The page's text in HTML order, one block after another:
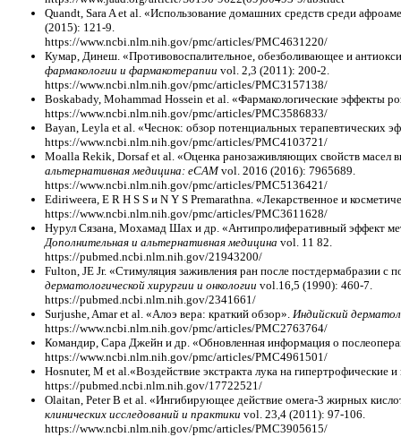
Quandt, Sara A et al. «Использование домашних средств среди
(2015): 121-9.
https://www.ncbi.nlm.nih.gov/pmc/articles/PMC4631220/
Кумар, Динеш. «Противовоспалительное, обезболивающее и
фармакологии и фармакотерапии vol. 2,3 (2011): 200-2.
https://www.ncbi.nlm.nih.gov/pmc/articles/PMC3157138/
Boskabady, Mohammad Hossein et al. «Фармакологические эффекты
https://www.ncbi.nlm.nih.gov/pmc/articles/PMC3586833/
Bayan, Leyla et al. «Чеснок: обзор потенциальных терапевтических
https://www.ncbi.nlm.nih.gov/pmc/articles/PMC4103721/
Moalla Rekik, Dorsaf et al. «Оценка ранозаживляющих свойств масел
альтернативная медицина: eCAMvol. 2016 (2016): 7965689.
https://www.ncbi.nlm.nih.gov/pmc/articles/PMC5136421/
Ediriweera, E R H S S и N Y S Premarathna. «Лекарственное и
https://www.ncbi.nlm.nih.gov/pmc/articles/PMC3611628/
Нурул Сязана, Мохамад Шах и др. «Антипролиферативный эффект
Дополнительная и альтернативная медицина vol. 11 82.
https://pubmed.ncbi.nlm.nih.gov/21943200/
Fulton, JE Jr. «Стимуляция заживления ран после постдермабразии с
дерматологической хирургии и онкологии vol.16,5 (1990): 460-7.
https://pubmed.ncbi.nlm.nih.gov/2341661/
Surjushe, Amar et al. «Алоэ вера: краткий обзор». Индийский
https://www.ncbi.nlm.nih.gov/pmc/articles/PMC2763764/
Командир, Сара Джейн и др. «Обновленная информация о
https://www.ncbi.nlm.nih.gov/pmc/articles/PMC4961501/
Hosnuter, M et al.«Воздействие экстракта лука на гипертрофические
https://pubmed.ncbi.nlm.nih.gov/17722521/
Olaitan, Peter B et al. «Ингибирующее действие омега-3 жирных
клинических исследований и практики vol. 23,4 (2011): 97-106.
https://www.ncbi.nlm.nih.gov/pmc/articles/PMC3905615/